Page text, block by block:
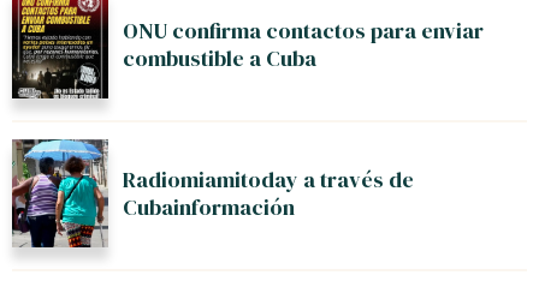
ONU confirma contactos para enviar
combustible a Cuba
Radiomiamitoday a través de
Cubainformación